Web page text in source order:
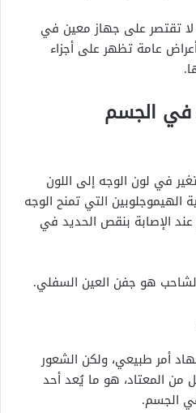
تقتصر على جهاز معين في
عامة تظهر على أجزاء
في الجسم
في لون الوجه إلى اللون
التي تمنح الوجه
الإصابة بنقص الحديد في
هو جفن العين السفلي.
أمر طبيعي، ولكن الشعور
المعتاد، هو ما يُعد أحد
الجسم.